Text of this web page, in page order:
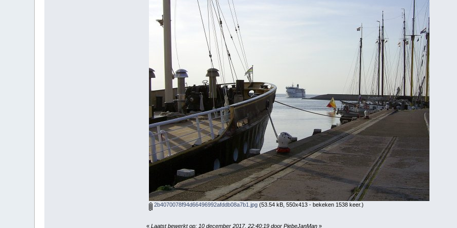
2b4070078f94d66496992afddb08a7b1.jpg (53.54 kB, 550x413 - bekeken 1538 keer.)
« Laatst bewerkt op: 10 december 2017, 22:40:19 door PiebeJanMan»